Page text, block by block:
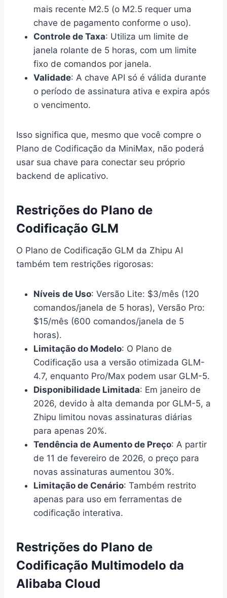
mais recente M2.5 (o M2.5 requer uma
chave de pagamento conforme o uso).
Controle de Taxa: Utiliza um limite de
janela rolante de 5 horas, com um limite
fixo de comandos por janela.
Validade: A chave API só é válida durante
o período de assinatura ativa e expira após
o vencimento.
Isso significa que, mesmo que você compre o
Plano de Codificação da MiniMax, não poderá
usar sua chave para conectar seu próprio
backend de aplicativo.
Restrições do Plano de
Codificação GLM
O Plano de Codificação GLM da Zhipu AI
também tem restrições rigorosas:
Níveis de Uso: Versão Lite: $3/mês (120
comandos/janela de 5 horas), Versão Pro:
$15/mês (600 comandos/janela de 5
horas).
Limitação do Modelo: O Plano de
Codificação usa a versão otimizada GLM-
4.7, enquanto Pro/Max podem usar GLM-5.
Disponibilidade Limitada: Em janeiro de
2026, devido à alta demanda por GLM-5, a
Zhipu limitou novas assinaturas diárias
para apenas 20%.
Tendência de Aumento de Preço: A partir
de 11 de fevereiro de 2026, o preço para
novas assinaturas aumentou 30%.
Limitação de Cenário: Também restrito
apenas para uso em ferramentas de
codificação interativa.
Restrições do Plano de
Codificação Multimodelo da
Alibaba Cloud